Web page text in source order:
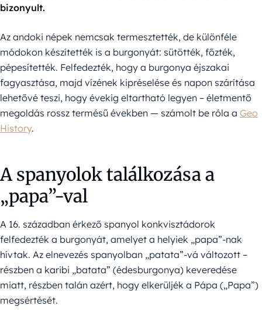
bizonyult.
Az andoki népek nemcsak termesztették, de különféle
módokon készítették is a burgonyát: sütötték, főzték,
pépesítették. Felfedezték, hogy a burgonya éjszakai
fagyasztása, majd vízének kipréselése és napon szárítása
lehetővé teszi, hogy évekig eltartható legyen – életmentő
megoldás rossz termésű években — számolt be róla a Geo
History.
A spanyolok találkozása a
„papa”-val
A 16. században érkező spanyol konkvisztádorok
felfedezték a burgonyát, amelyet a helyiek „papa”-nak
hívtak. Az elnevezés spanyolban „patata”-vá változott –
részben a karibi „batata” (édesburgonya) keveredése
miatt, részben talán azért, hogy elkerüljék a Pápa („Papa”)
megsértését.